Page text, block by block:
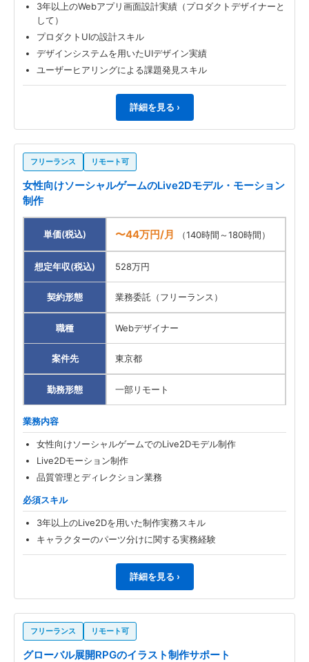
3年以上のWebアプリ画面設計実績（プロダクトデザイナーと
して）
プロダクトUIの設計スキル
デザインシステムを用いたUIデザイン実績
ユーザーヒアリングによる課題発見スキル
詳細を見る ›
フリーランス リモート可
女性向けソーシャルゲームのLive2Dモデル・モーション
制作
単価(税込) 〜44万円/月 （140時間～180時間）
想定年収(税込) 528万円
契約形態 業務委託（フリーランス）
職種 Webデザイナー
案件先 東京都
勤務形態 一部リモート
業務内容
女性向けソーシャルゲームでのLive2Dモデル制作
Live2Dモーション制作
品質管理とディレクション業務
必須スキル
3年以上のLive2Dを用いた制作実務スキル
キャラクターのパーツ分けに関する実務経験
詳細を見る ›
フリーランス リモート可
グローバル展開RPGのイラスト制作サポート